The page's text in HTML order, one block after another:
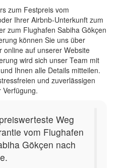
zum Festpreis vom
Ihrer Airbnb-Unterkunft zum
zum Flughafen Sabiha Gökçen
können Sie uns über
online auf unserer Website
wird sich unser Team mit
Ihnen alle Details mitteilen.
und zuverlässigen
Weg
vom Flughafen
Gökçen nach